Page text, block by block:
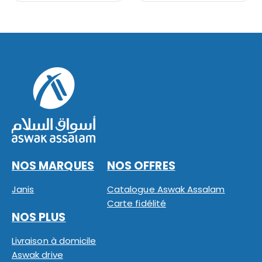
NOS MARQUES
Janis
NOS OFFRES
Catalogue Aswak Assalam
Carte fidélité
NOS PLUS
Livraison à domicile
Aswak drive